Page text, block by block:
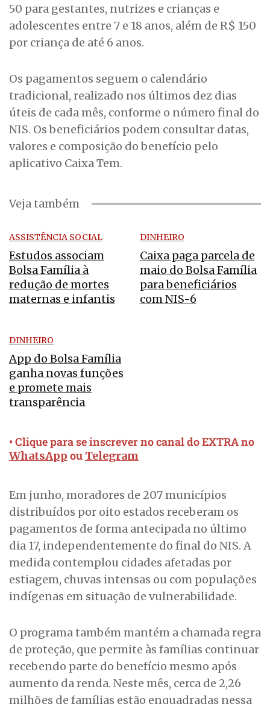
50 para gestantes, nutrizes e crianças e
adolescentes entre 7 e 18 anos, além de R$ 150
por criança de até 6 anos.
Os pagamentos seguem o calendário
tradicional, realizado nos últimos dez dias
úteis de cada mês, conforme o número final do
NIS. Os beneficiários podem consultar datas,
valores e composição do benefício pelo
aplicativo Caixa Tem.
Veja também
ASSISTÊNCIA SOCIAL
Estudos associam
Bolsa Família à
redução de mortes
maternas e infantis
DINHEIRO
Caixa paga parcela de
maio do Bolsa Família
para beneficiários
com NIS-6
DINHEIRO
App do Bolsa Família
ganha novas funções
e promete mais
transparência
• Clique para se inscrever no canal do EXTRA no
WhatsApp ou Telegram
Em junho, moradores de 207 municípios
distribuídos por oito estados receberam os
pagamentos de forma antecipada no último
dia 17, independentemente do final do NIS. A
medida contemplou cidades afetadas por
estiagem, chuvas intensas ou com populações
indígenas em situação de vulnerabilidade.
O programa também mantém a chamada regra
de proteção, que permite às famílias continuar
recebendo parte do benefício mesmo após
aumento da renda. Neste mês, cerca de 2,26
milhões de famílias estão enquadradas nessa